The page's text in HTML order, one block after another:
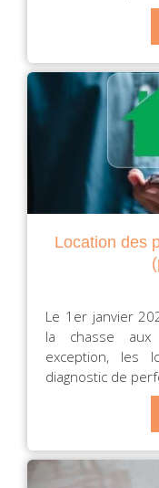
Location des
Le 1er janvier
la chasse aux
exception, les
diagnostic de